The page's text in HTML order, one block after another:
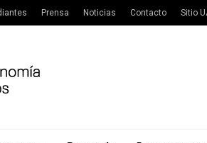
Prensa Noticias Contacto Sitio